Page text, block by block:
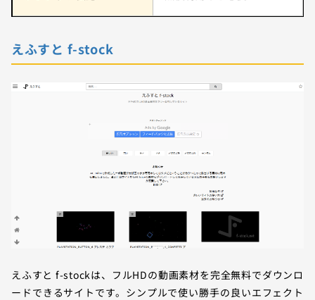
えふすと f-stock
えふすと f-stockは、フルHDの動画素材を完全無料でダウンロ
ードできるサイトです。シンプルで使い勝手の良いエフェクト